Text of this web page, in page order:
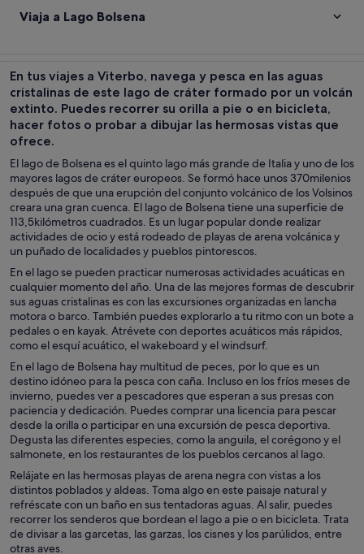
Viaja a Lago Bolsena
En tus viajes a Viterbo, navega y pesca en las aguas
cristalinas de este lago de cráter formado por un volcán
extinto. Puedes recorrer su orilla a pie o en bicicleta,
hacer fotos o probar a dibujar las hermosas vistas que
ofrece.
El lago de Bolsena es el quinto lago más grande de Italia y uno de los
mayores lagos de cráter europeos. Se formó hace unos 370milenios
después de que una erupción del conjunto volcánico de los Volsinos
creara una gran cuenca. El lago de Bolsena tiene una superficie de
113,5kilómetros cuadrados. Es un lugar popular donde realizar
actividades de ocio y está rodeado de playas de arena volcánica y
un puñado de localidades y pueblos pintorescos.
En el lago se pueden practicar numerosas actividades acuáticas en
cualquier momento del año. Una de las mejores formas de descubrir
sus aguas cristalinas es con las excursiones organizadas en lancha
motora o barco. También puedes explorarlo a tu ritmo con un bote a
pedales o en kayak. Atrévete con deportes acuáticos más rápidos,
como el esquí acuático, el wakeboard y el windsurf.
En el lago de Bolsena hay multitud de peces, por lo que es un
destino idóneo para la pesca con caña. Incluso en los fríos meses de
invierno, puedes ver a pescadores que esperan a sus presas con
paciencia y dedicación. Puedes comprar una licencia para pescar
desde la orilla o participar en una excursión de pesca deportiva.
Degusta las diferentes especies, como la anguila, el corégono y el
salmonete, en los restaurantes de los pueblos cercanos al lago.
Relájate en las hermosas playas de arena negra con vistas a los
distintos poblados y aldeas. Toma algo en este paisaje natural y
refréscate con un baño en sus tentadoras aguas. Al salir, puedes
recorrer los senderos que bordean el lago a pie o en bicicleta. Trata
de divisar a las garcetas, las garzas, los cisnes y los parúlidos, entre
otras aves.